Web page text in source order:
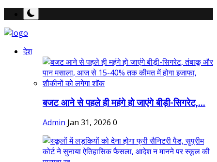
देश
बजट आने से पहले ही महंगे हो जाएंगे बीड़ी-सिगरेट,...
Admin Jan 31, 2026 0